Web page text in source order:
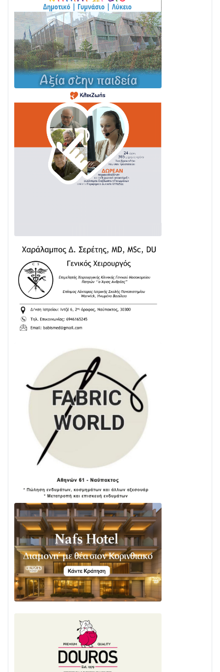
Σε τροχιά υλοποίησης η Παράκαμψη του Κέντρου
της Ναυπάκτου
04/08 • 12:08
Σε φουλ ρυθμούς το τμήμα Βόνιτσα – Άγιος Νικόλαος
| Αυτοψία Καββαδά
03/08 • 11:11
Με Αρχιερατική Λαμπρότητα η Πανήγυρη της
Μεταμορφώσεως του Σωτήρος στο Γολέμι
03/08 • 07:45
Ενισχύεται η Πολιτική Προστασία στο Δήμο Αγρινίου
με δύο νέα υδροφόρα οχήματα
02/08 • 18:26
Διαβάστε την «Ναυπακτία» που κυκλοφορεί
31/07 • 08:16
24/07 • 11:31
ΕΚΤΑΚΤΟ – ΝΑΥΠΑΚΤΙΑ: ΣΥΝΑΓΕΡΜΟΣ ΣΤΗΝ
ΠΥΡΟΣΒΕΣΤΙΚΗ ΓΙΑ ΦΩΤΙΑ ΣΤΟΝ ΑΓΙΟ ΗΛΙΑ ΠΡΙΝ ΤΗ
ΓΡΑΝΙΤΣΑ
24/07 • 11:03